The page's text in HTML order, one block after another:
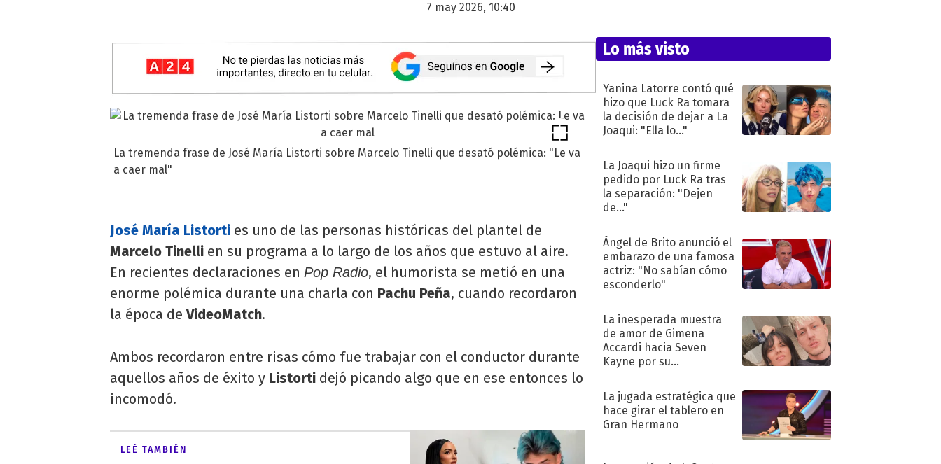
7 may 2026, 10:40
La tremenda frase de José María Listorti sobre Marcelo Tinelli que desató polémica: "Le va
a caer mal"
José María Listorti es uno de las personas históricas del plantel de
Marcelo Tinelli en su programa a lo largo de los años que estuvo al aire.
En recientes declaraciones en Pop Radio, el humorista se metió en una
enorme polémica durante una charla con Pachu Peña, cuando recordaron
la época deVideoMatch.
Ambos recordaron entre risas cómo fue trabajar con el conductor durante
aquellos años de éxito y Listorti dejó picando algo que en ese entonces lo
incomodó.
LEÉ TAMBIÉN
Lo más visto
Yanina Latorre contó qué
hizo que Luck Ra tomara
la decisión de dejar a La
Joaqui: "Ella lo..."
La Joaqui hizo un firme
pedido por Luck Ra tras
la separación: "Dejen
de..."
Ángel de Brito anunció el
embarazo de una famosa
actriz: "No sabían cómo
esconderlo"
La inesperada muestra
de amor de Gimena
Accardi hacia Seven
Kayne por su
La jugada estratégica que
hace girar el tablero en
Gran Hermano